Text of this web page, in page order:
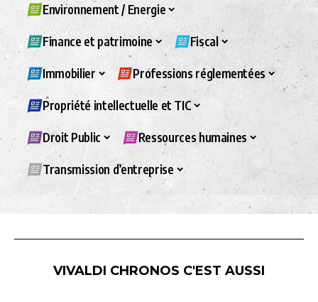
Environnement / Energie
Finance et patrimoine Fiscal
Immobilier Professions réglementées
Propriété intellectuelle et TIC
Droit Public Ressources humaines
Transmission d’entreprise
VIVALDI CHRONOS C'EST AUSSI